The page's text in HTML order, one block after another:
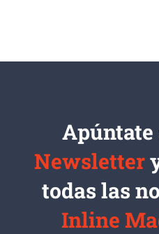
Apúntate
Newsletter
todas las
Inline